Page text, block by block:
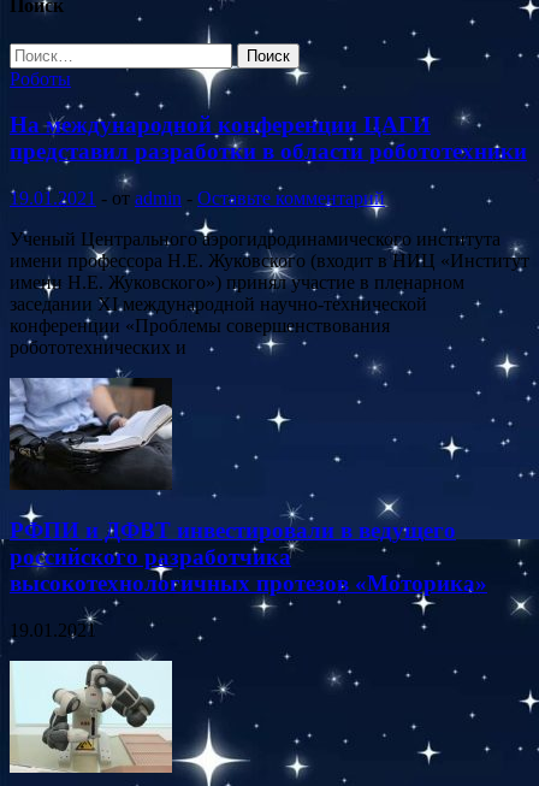
Поиск
Найти:
Роботы
На международной конференции ЦАГИ
представил разработки в области робототехники
19.01.2021 - от admin - Оставьте комментарий
Ученый Центрального аэрогидродинамического института
имени профессора Н.Е. Жуковского (входит в НИЦ «Институт
имени Н.Е. Жуковского») принял участие в пленарном
заседании XI международной научно-технической
конференции «Проблемы совершенствования
робототехнических и
РФПИ и ДФВТ инвестировали в ведущего
российского разработчика
высокотехнологичных протезов «Моторика»
19.01.2021